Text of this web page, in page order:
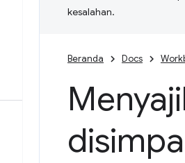
kesalahan.
Beranda Docs